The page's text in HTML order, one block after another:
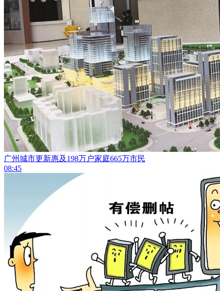
广州城市更新惠及198万户家庭665万市民
08:45